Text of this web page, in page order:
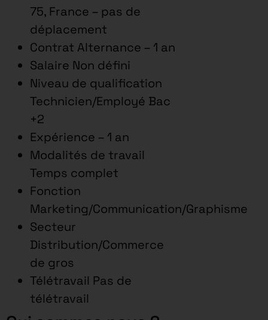
75, France – pas de
déplacement
Contrat Alternance – 1 an
Salaire Non défini
Niveau de qualification
Technicien/Employé Bac
+2
Expérience – 1 an
Modalités de travail
Temps complet
Fonction
Marketing/Communication/Graphisme
Secteur
Distribution/Commerce
de gros
Télétravail Pas de
télétravail